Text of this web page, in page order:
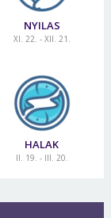
NYILAS
XI. 22. - XII. 21.
HALAK
II. 19. - III. 20.